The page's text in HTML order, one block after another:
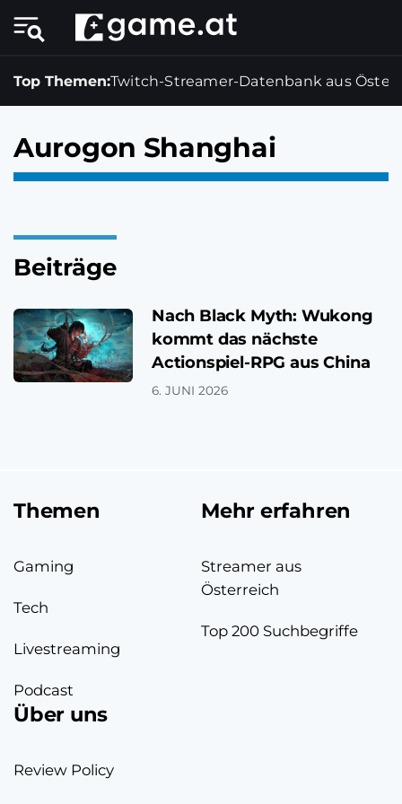
Top Themen:Twitch-Streamer-Datenbank aus
Aurogon Shanghai
Beiträge
Nach Black Myth: Wukong
kommt das nächste
Actionspiel-RPG aus China
6. JUNI 2026
Themen
Gaming
Tech
Livestreaming
Podcast
Mehr erfahren
Streamer aus
Österreich
Top 200 Suchbegriffe
Über uns
Review Policy